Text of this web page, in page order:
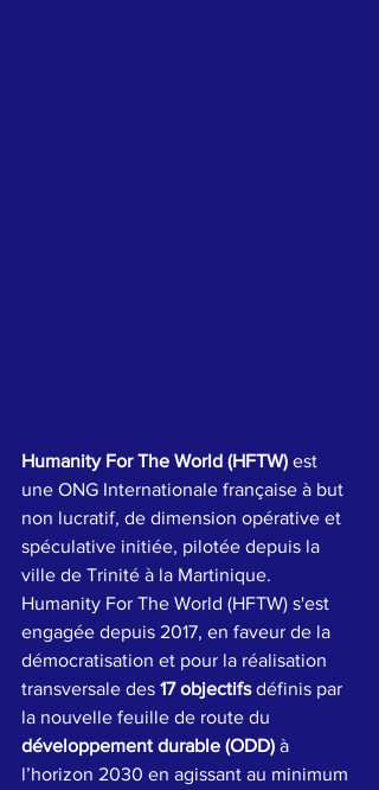
Humanity For The World (HFTW) est
une ONG Internationale française à but
non lucratif, de dimension opérative et
spéculative initiée, pilotée depuis la
ville de Trinité à la Martinique.
Humanity For The World (HFTW) s'est
engagée depuis 2017, en faveur de la
démocratisation et pour la réalisation
transversale des 17 objectifs définis par
la nouvelle feuille de route du
développement durable (ODD) à
l’horizon 2030 en agissant au minimum